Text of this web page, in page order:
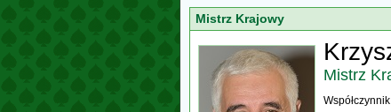
Mistrz Krajowy
Mistrz
Współczynnik